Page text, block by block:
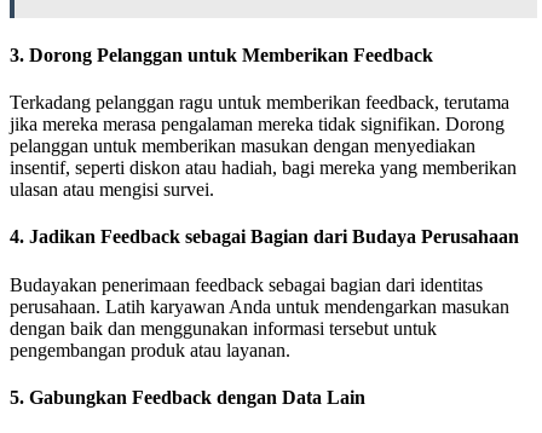
3. Dorong Pelanggan untuk Memberikan Feedback
Terkadang pelanggan ragu untuk memberikan feedback, terutama
jika mereka merasa pengalaman mereka tidak signifikan. Dorong
pelanggan untuk memberikan masukan dengan menyediakan
insentif, seperti diskon atau hadiah, bagi mereka yang memberikan
ulasan atau mengisi survei.
4. Jadikan Feedback sebagai Bagian dari Budaya Perusahaan
Budayakan penerimaan feedback sebagai bagian dari identitas
perusahaan. Latih karyawan Anda untuk mendengarkan masukan
dengan baik dan menggunakan informasi tersebut untuk
pengembangan produk atau layanan.
5. Gabungkan Feedback dengan Data Lain